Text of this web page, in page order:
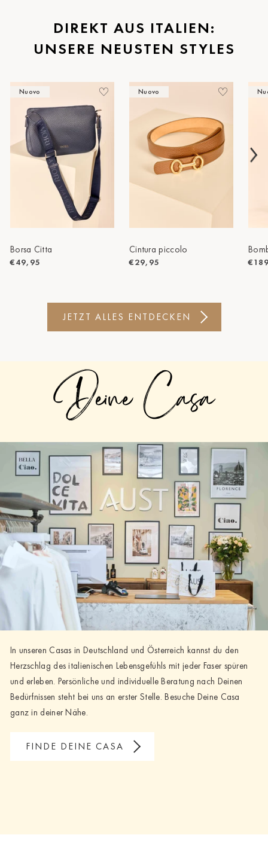
St.Pölten
Staufen
Timmendorf
Tulln
Tuttlingen
Wien Hietzing (13.Bez.)
Zwettl
DIREKT AUS ITALIEN:
UNSERE NEUSTEN STYLES
Nuovo
Borsa Citta
€49,95
Nuovo
Cintura piccolo
€29,95
JETZT ALLES ENTDECKEN
Deine Casa
In unseren Casas in Deutschland und Österreich kannst du den
Herzschlag des italienischen Lebensgefühls mit jeder Faser spüren
und erleben. Persönliche und individuelle Beratung nach Deinen
Bedürfnissen steht bei uns an erster Stelle. Besuche Deine Casa
ganz in deiner Nähe.
FINDE DEINE CASA